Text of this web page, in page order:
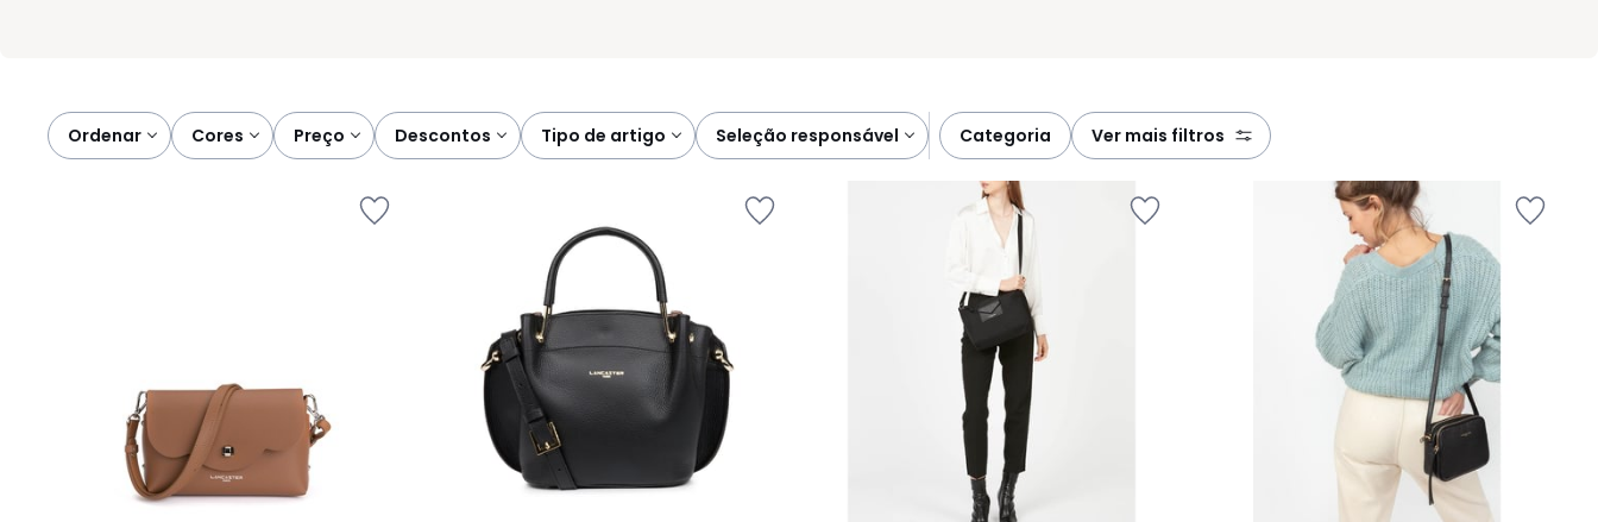
Ordenar cores preço descontos tipo de artigo seleção responsável categoria ver mais filtros